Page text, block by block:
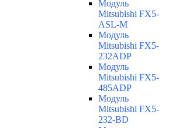
Модуль
Mitsubishi FX5-
ASL-M
Модуль
Mitsubishi FX5-
232ADP
Модуль
Mitsubishi FX5-
485ADP
Модуль
Mitsubishi FX5-
232-BD